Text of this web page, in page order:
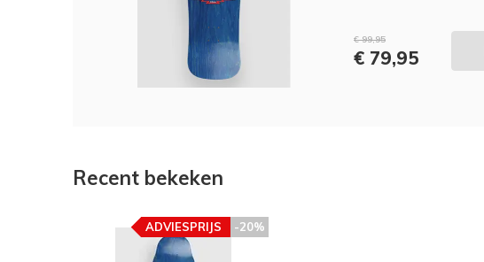
€ 99,95
€ 79,95
Recent bekeken
-20%
ADVIESPRIJS